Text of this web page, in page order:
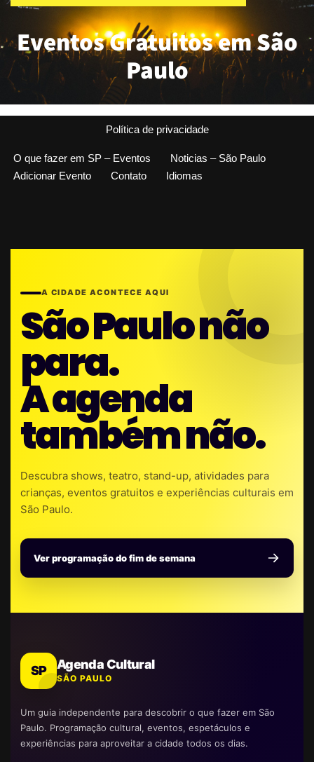
Eventos Gratuitos em São
Paulo
Política de privacidade
O que fazer em SP – Eventos
Noticias – São Paulo
Adicionar Evento
Contato Idiomas
A CIDADE ACONTECE AQUI
São Paulo não
para.
A agenda
também não.
Descubra shows, teatro, stand-up, atividades para
crianças, eventos gratuitos e experiências culturais em
São Paulo.
Ver programação do fim de semana
SP Agenda Cultural
SÃO PAULO
Um guia independente para descobrir o que fazer em São
Paulo. Programação cultural, eventos, espetáculos e
experiências para aproveitar a cidade todos os dias.